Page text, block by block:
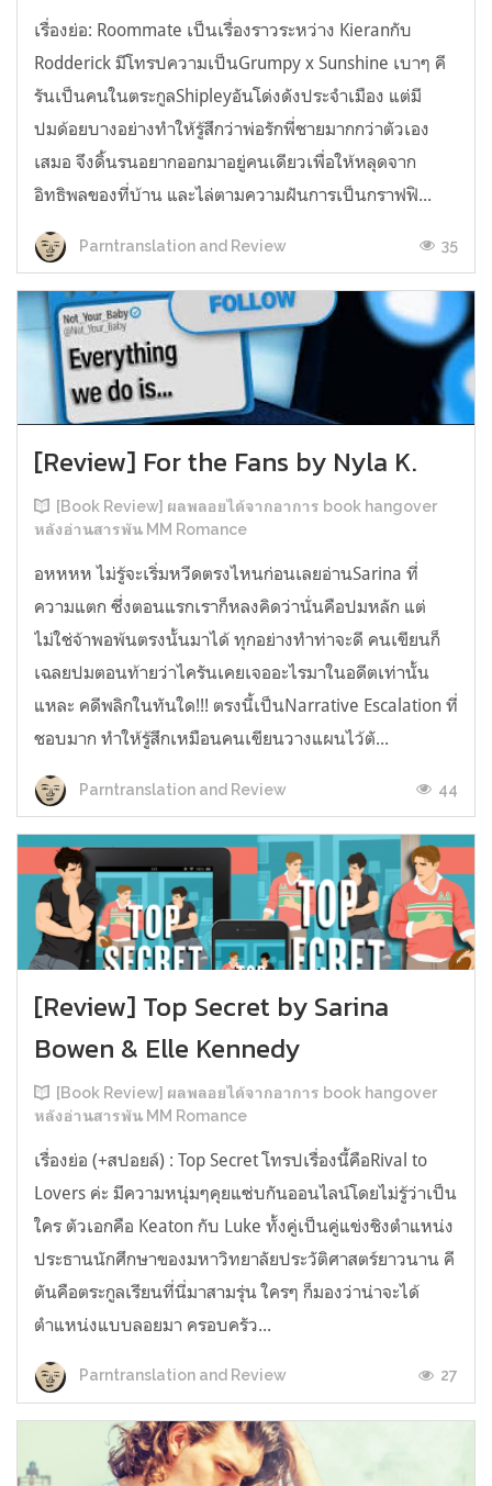
เรื่องย่อ: Roommate เป็นเรื่องราวระหว่าง Kieranกับ
Rodderick มีโทรปความเป็นGrumpy x Sunshine เบาๆ คี
รันเป็นคนในตระกูลShipleyอันโด่งดังประจำเมือง แต่มี
ปมด้อยบางอย่างทำให้รู้สึกว่าพ่อรักพี่ชายมากกว่าตัวเอง
เสมอ จึงดิ้นรนอยากออกมาอยู่คนเดียวเพื่อให้หลุดจาก
อิทธิพลของที่บ้าน และไล่ตามความฝันการเป็นกราฟฟิ...
Parntranslation and Review 35
[Review] For the Fans by Nyla K.
[Book Review] ผลพลอยได้จากอาการ book hangover
หลังอ่านสารพัน MM Romance
อหหหห ไม่รู้จะเริ่มหวีดตรงไหนก่อนเลยอ่านSarina ที่
ความแตก ซึ่งตอนแรกเราก็หลงคิดว่านั่นคือปมหลัก แต่
ไม่ใช่จ้าพอพ้นตรงนั้นมาได้ ทุกอย่างทำท่าจะดี คนเขียนก็
เฉลยปมตอนท้ายว่าไครันเคยเจออะไรมาในอดีตเท่านั้น
แหละ คดีพลิกในทันใด!!! ตรงนี้เป็นNarrative Escalation ที่
ชอบมาก ทำให้รู้สึกเหมือนคนเขียนวางแผนไว้ตั...
Parntranslation and Review 44
[Review] Top Secret by Sarina
Bowen & Elle Kennedy
[Book Review] ผลพลอยได้จากอาการ book hangover
หลังอ่านสารพัน MM Romance
เรื่องย่อ (+สปอยล์) : Top Secret โทรปเรื่องนี้คือRival to
Lovers ค่ะ มีความหนุ่มๆคุยแซ่บกันออนไลน์โดยไม่รู้ว่าเป็น
ใคร ตัวเอกคือ Keaton กับ Luke ทั้งคู่เป็นคู่แข่งชิงตำแหน่ง
ประธานนักศึกษาของมหาวิทยาลัยประวัติศาสตร์ยาวนาน คี
ตันคือตระกูลเรียนที่นี่มาสามรุ่น ใครๆ ก็มองว่าน่าจะได้
ตำแหน่งแบบลอยมา ครอบครัว...
Parntranslation and Review 27